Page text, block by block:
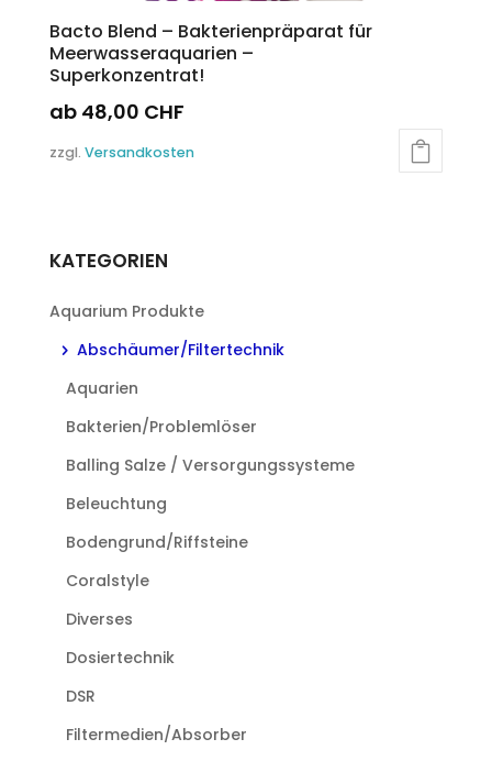
Bacto Blend – Bakterienpräparat für
Meerwasseraquarien –
Superkonzentrat!
ab 48,00 CHF
Produkt
auf.
Optionen
können
der
Produktseite
werden
zzgl. Versandkosten
KATEGORIEN
Aquarium Produkte
Abschäumer/Filtertechnik
Aquarien
Bakterien/Problemlöser
Balling Salze / Versorgungssysteme
Beleuchtung
Bodengrund/Riffsteine
Coralstyle
Diverses
Dosiertechnik
DSR
Filtermedien/Absorber